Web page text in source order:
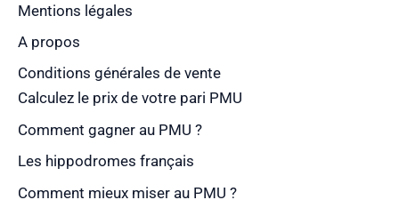
Mentions légales
A propos
Conditions générales de vente
Calculez le prix de votre pari PMU
Comment gagner au PMU ?
Les hippodromes français
Comment mieux miser au PMU ?